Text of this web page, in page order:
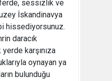
sessizlik ve
İskandinavya
hissediyorsunuz.
daracık
yerde karşınıza
oynayan ya
bulunduğu